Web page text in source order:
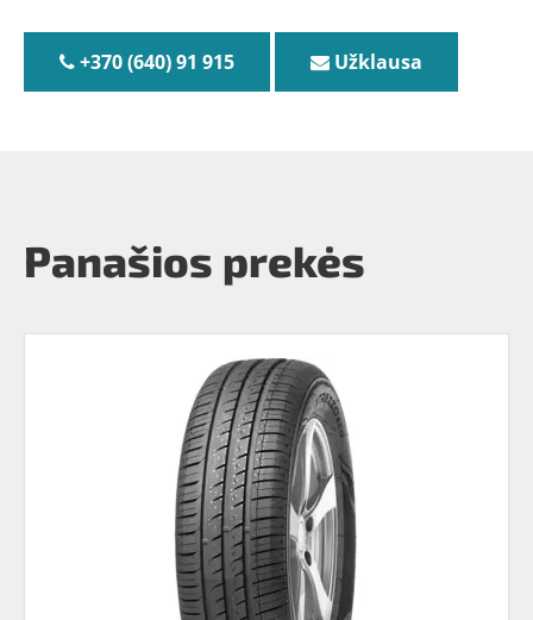
+370 (640) 91 915 Užklausa
Panašios prekės